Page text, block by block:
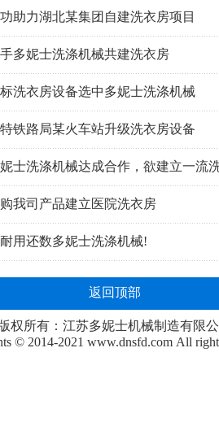
助力湖北某集团自建洗衣房项目
多妮士洗涤机械共建洗衣房
洗衣房设备选中多妮士洗涤机械
铁路局某火车站升级洗衣房设备
士洗涤机械达成合作，欲建立一流
我司产品建立医院洗衣房
用还数多妮士洗涤机械!
返回顶部
权所有：江苏多妮士机械制造有限
© 2014-2021 www.dnsfd.com All